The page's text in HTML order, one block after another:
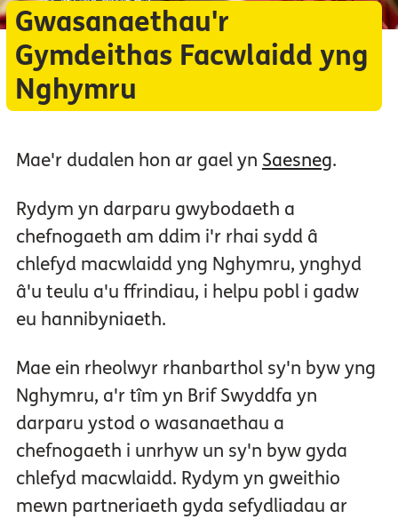
Gwasanaethau'r
Gymdeithas Facwlaidd yng
Nghymru
Mae'r dudalen hon ar gael yn Saesneg.
Rydym yn darparu gwybodaeth a
chefnogaeth am ddim i'r rhai sydd â
chlefyd macwlaidd yng Nghymru, ynghyd
â'u teulu a'u ffrindiau, i helpu pobl i gadw
eu hannibyniaeth.
Mae ein rheolwyr rhanbarthol sy'n byw yng
Nghymru, a'r tîm yn Brif Swyddfa yn
darparu ystod o wasanaethau a
chefnogaeth i unrhyw un sy'n byw gyda
chlefyd macwlaidd. Rydym yn gweithio
mewn partneriaeth gyda sefydliadau ar